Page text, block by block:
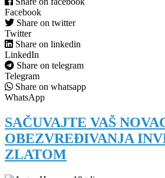
Facebook
Share on twitter
Twitter
Share on linkedin
LinkedIn
Share on telegram
Telegram
Share on whatsapp
WhatsApp
SAČUVAJTE VAŠ
OBEZVREĐIVANJA
ZLATOM